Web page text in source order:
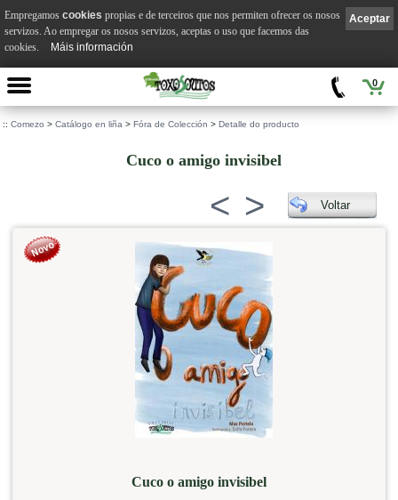
0
:: Comezo > Catálogo en liña > Fóra de Colección > Detalle do producto
Cuco o amigo invisibel
< > Voltar
Cuco o amigo invisibel
Aceptar
Empregamos cookies propias e de terceiros que nos permiten ofrecer os nosos
servizos. Ao empregar os nosos servizos, aceptas o uso que facemos das
cookies.
Máis información